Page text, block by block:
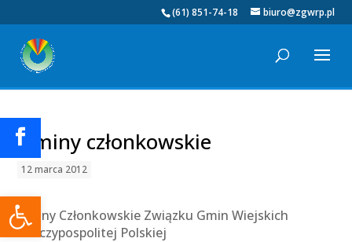
Otwórz pasek narzędzi
(61) 851-74-18 biuro@zgwrp.pl
Gminy członkowskie
12 marca 2012
Gminy Członkowskie Związku Gmin Wiejskich
Rzeczypospolitej Polskiej